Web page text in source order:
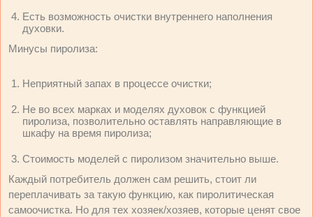
Есть возможность очистки внутреннего наполнения
духовки.
Минусы пиролиза:
Неприятный запах в процессе очистки;
Не во всех марках и моделях духовок с функцией
пиролиза, позволительно оставлять направляющие в
шкафу на время пиролиза;
Стоимость моделей с пиролизом значительно выше.
Каждый потребитель должен сам решить, стоит ли
переплачивать за такую функцию, как пиролитическая
самоочистка. Но для тех хозяек/хозяев, которые ценят свое